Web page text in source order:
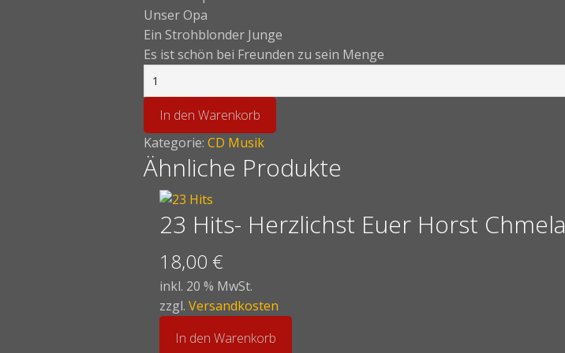
Unser Opa
Ein Strohblonder Junge
Es ist schön bei Freunden zu sein Menge
In den Warenkorb
Kategorie: CD Musik
Ähnliche Produkte
23 Hits- Herzlichst Euer Horst Chmela
18,00 €
inkl. 20 % MwSt.
zzgl. Versandkosten
In den Warenkorb